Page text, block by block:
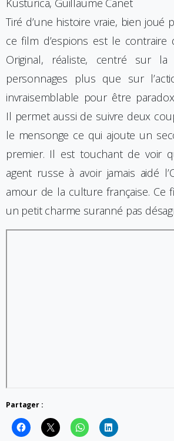
Tiré d’une histoire vraie, bien joué
ce film d’espions est le contraire
Original, réaliste, centré sur la
personnages plus que sur
invraisemblable pour être
Il permet aussi de suivre deux
le mensonge ce qui ajoute un
premier. Il est touchant de voir
agent russe à avoir jamais aidé
amour de la culture française. Ce
un petit charme suranné pas
Partager :